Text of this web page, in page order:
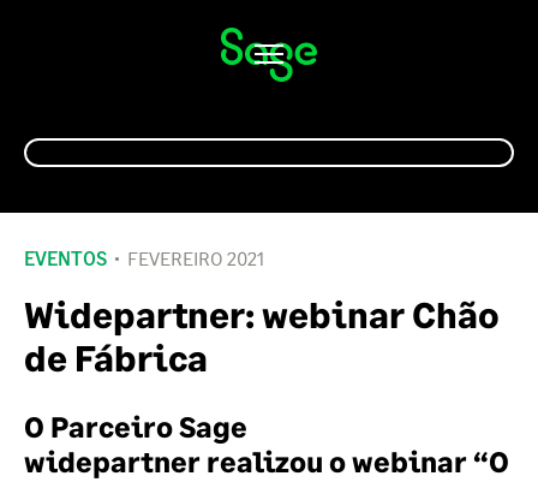
Alternar
navegação
EVENTOS FEVEREIRO 2021
Widepartner: webinar Chão
de Fábrica
O Parceiro Sage
widepartner realizou o webinar “O